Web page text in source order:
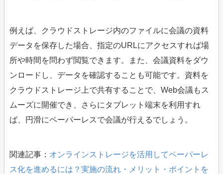
例えば、クラウドストレージ内のファイルに会議の資料
データを保存した場合、指定のURLにアクセスすれば場
所や時間を問わず閲覧できます。また、会議資料をダウ
ンロードし、データを確認することも可能です。資料を
クラウドストレージ上で共有することで、Web会議もス
ムーズに開催でき、さらにタブレット端末を利用すれ
ば、円滑にペーパーレスで会議が行えるでしょう。
関連記事： オンラインストレージを活用してペーパーレ
ス化を進めるには？実施の流れ・メリット・ポイントを